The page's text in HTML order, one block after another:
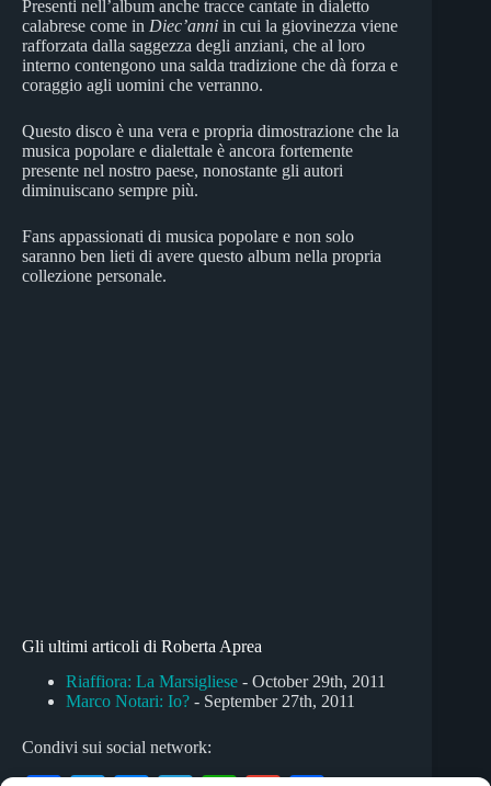
Presenti nell’album anche tracce cantate in dialetto
calabrese come in Diec’anni in cui la giovinezza viene
rafforzata dalla saggezza degli anziani, che al loro
interno contengono una salda tradizione che dà forza e
coraggio agli uomini che verranno.
Questo disco è una vera e propria dimostrazione che la
musica popolare e dialettale è ancora fortemente
presente nel nostro paese, nonostante gli autori
diminuiscano sempre più.
Fans appassionati di musica popolare e non solo
saranno ben lieti di avere questo album nella propria
collezione personale.
Gli ultimi articoli di Roberta Aprea
Riaffiora: La Marsigliese - October 29th, 2011
Marco Notari: Io? - September 27th, 2011
Condivi sui social network: